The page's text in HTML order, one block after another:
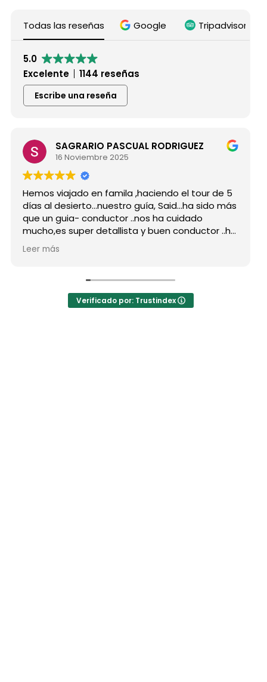
Todas las reseñas Google Tripadvisor
5.0
Excelente
1144 reseñas
Escribe una reseña
SAGRARIO PASCUAL RODRIGUEZ
16 Noviembre 2025
Hemos viajado en famila ,haciendo el tour de 5
días al desierto...nuestro guía, Said...ha sido más
que un guia- conductor ..nos ha cuidado
mucho,es super detallista y buen conductor ..ha
estado atento a todas nuestras peticiones y
nos ha enseñado muchos lugares
persona..Gracias Said.
En cuanto a la agencia,..súper agradecida a Mila
Leer más
Verificado por: Trustindex